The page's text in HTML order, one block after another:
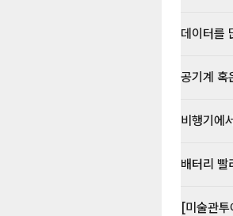
데이터를
공기계 혹
비행기에
배터리 빨
[미술관